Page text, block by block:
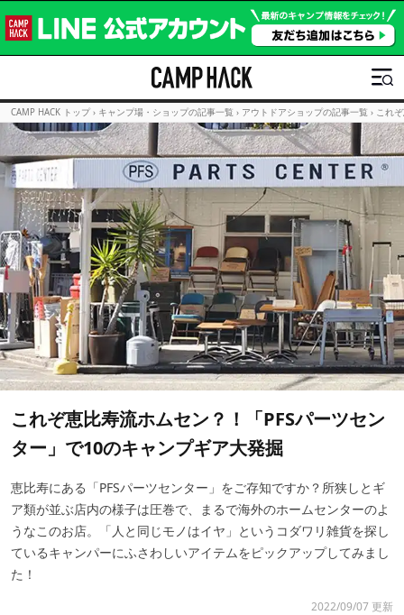
CAMP HACK トップ › キャンプ場・ショップの記事一覧 › アウトドアショップの記事一覧 › これ
これぞ恵比寿流ホムセン？！「PFSパーツセン
ター」で10のキャンプギア大発掘
恵比寿にある「PFSパーツセンター」をご存知ですか？所狭しとギ
ア類が並ぶ店内の様子は圧巻で、まるで海外のホームセンターのよ
うなこのお店。「人と同じモノはイヤ」というコダワリ雑貨を探し
ているキャンパーにふさわしいアイテムをピックアップしてみまし
た！
2022/09/07 更新